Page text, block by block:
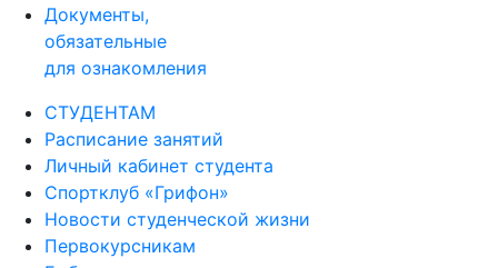
Документы,
обязательные
для ознакомления
СТУДЕНТАМ
Расписание занятий
Личный кабинет студента
Спортклуб «Грифон»
Новости студенческой жизни
Первокурсникам